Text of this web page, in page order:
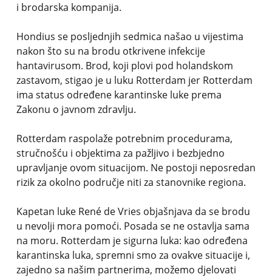
i brodarska kompanija.
Hondius se posljednjih sedmica našao u vijestima
nakon što su na brodu otkrivene infekcije
hantavirusom. Brod, koji plovi pod holandskom
zastavom, stigao je u luku Rotterdam jer Rotterdam
ima status određene karantinske luke prema
Zakonu o javnom zdravlju.
Rotterdam raspolaže potrebnim procedurama,
stručnošću i objektima za pažljivo i bezbjedno
upravljanje ovom situacijom. Ne postoji neposredan
rizik za okolno područje niti za stanovnike regiona.
Kapetan luke René de Vries objašnjava da se brodu
u nevolji mora pomoći. Posada se ne ostavlja sama
na moru. Rotterdam je sigurna luka: kao određena
karantinska luka, spremni smo za ovakve situacije i,
zajedno sa našim partnerima, možemo djelovati